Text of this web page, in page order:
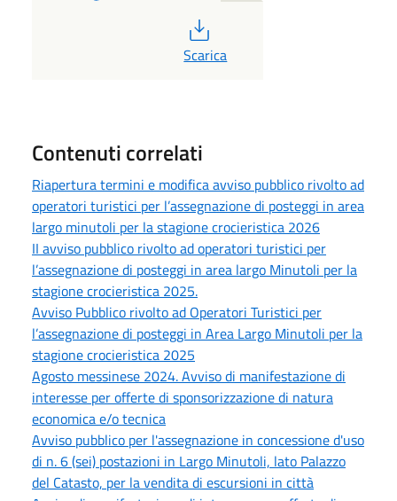
PDF
Scarica
Contenuti correlati
Riapertura termini e modifica avviso pubblico rivolto ad
operatori turistici per l’assegnazione di posteggi in area
largo minutoli per la stagione crocieristica 2026
II avviso pubblico rivolto ad operatori turistici per
l’assegnazione di posteggi in area largo Minutoli per la
stagione crocieristica 2025.
Avviso Pubblico rivolto ad Operatori Turistici per
l’assegnazione di posteggi in Area Largo Minutoli per la
stagione crocieristica 2025
Agosto messinese 2024. Avviso di manifestazione di
interesse per offerte di sponsorizzazione di natura
economica e/o tecnica
Avviso pubblico per l'assegnazione in concessione d'uso
di n. 6 (sei) postazioni in Largo Minutoli, lato Palazzo
del Catasto, per la vendita di escursioni in città